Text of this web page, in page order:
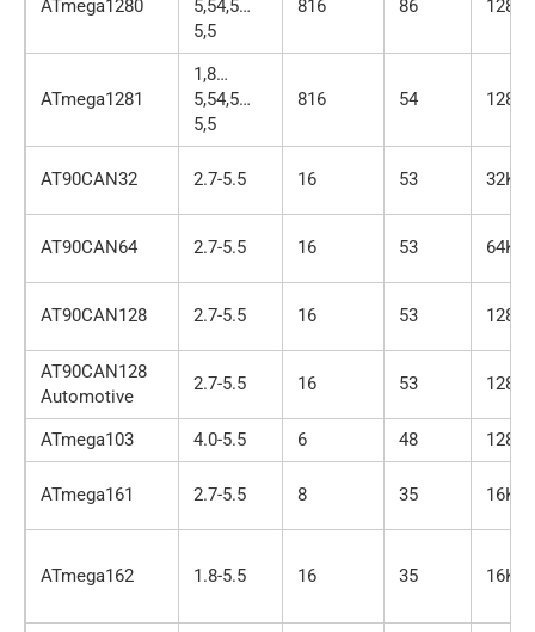
ATmega1280
5,54,5…
5,5
816 86 128K
ATmega1281
1,8…
5,54,5…
5,5
816 54 128K
AT90CAN32 2.7-5.5 16 53 32K
AT90CAN64 2.7-5.5 16 53 64K
AT90CAN128 2.7-5.5 16 53 128K
AT90CAN128
Automotive
2.7-5.5 16 53 128K
ATmega103 4.0-5.5 6 48 128K
ATmega161 2.7-5.5 8 35 16K
ATmega162 1.8-5.5 16 35 16K